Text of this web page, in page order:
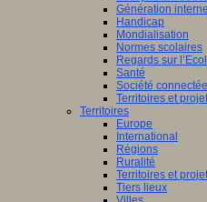
Génération
Handicap
Mondialisation
Normes scolaires
Regards sur
Santé
Société connectée
Territoires et
Territoires
Europe
International
Régions
Ruralité
Territoires et
Tiers lieux